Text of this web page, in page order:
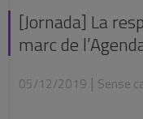
[Jornada] La
marc de
05/12/2019 | Sense